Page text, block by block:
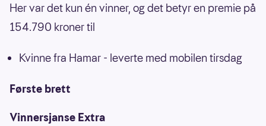
Her var det kun én vinner, og det betyr en premie på
154.790 kroner til
Kvinne fra Hamar - leverte med mobilen tirsdag
Første brett
Vinnersjanse Extra